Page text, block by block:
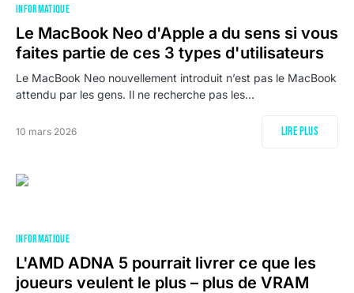
INFORMATIQUE
Le MacBook Neo d'Apple a du sens si vous
faites partie de ces 3 types d'utilisateurs
Le MacBook Neo nouvellement introduit n’est pas le MacBook
attendu par les gens. Il ne recherche pas les…
10 mars 2026 Lire plus
INFORMATIQUE
L'AMD ADNA 5 pourrait livrer ce que les
joueurs veulent le plus – plus de VRAM